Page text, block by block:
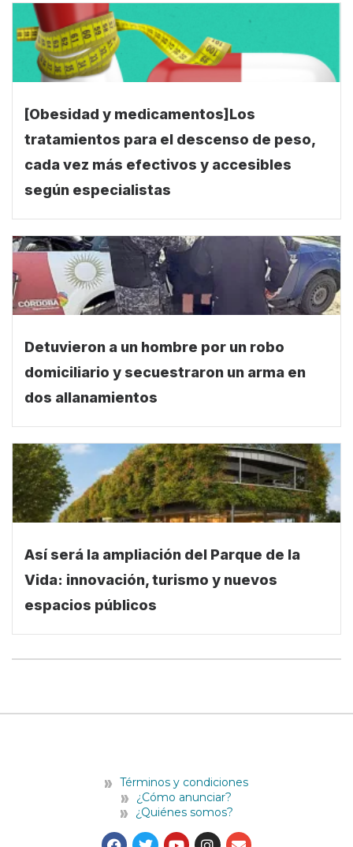
[Obesidad y medicamentos]Los
tratamientos para el descenso de peso,
cada vez más efectivos y accesibles
según especialistas
Detuvieron a un hombre por un robo
domiciliario y secuestraron un arma en
dos allanamientos
Así será la ampliación del Parque de la
Vida: innovación, turismo y nuevos
espacios públicos
Términos y condiciones
¿Cómo anunciar?
¿Quiénes somos?